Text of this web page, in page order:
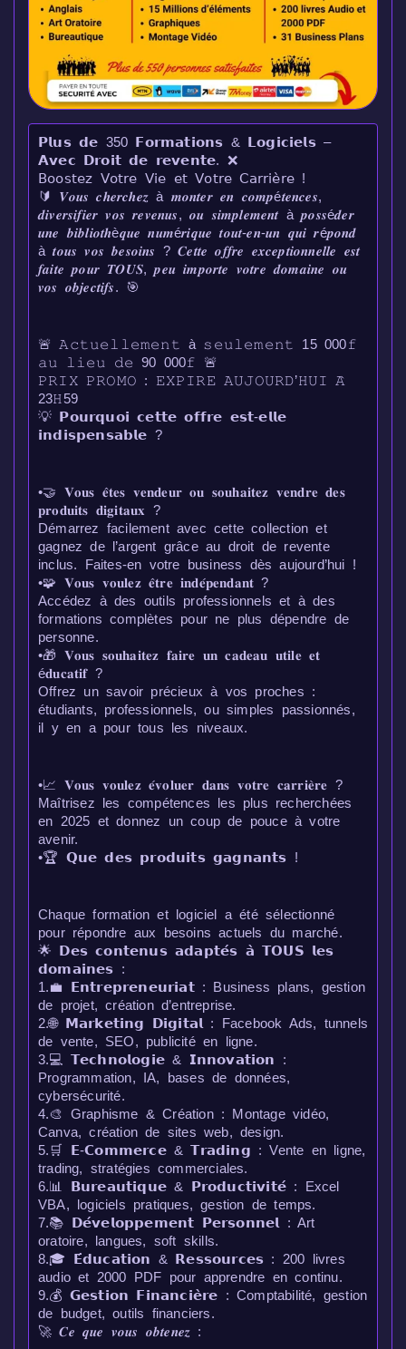
𝗣𝗹𝘂𝘀 𝗱𝗲 350 𝗙𝗼𝗿𝗺𝗮𝘁𝗶𝗼𝗻𝘀 & 𝗟𝗼𝗴𝗶𝗰𝗶𝗲𝗹𝘀 –
𝗔𝘃𝗲𝗰 𝗗𝗿𝗼𝗶𝘁 𝗱𝗲 𝗿𝗲𝘃𝗲𝗻𝘁𝗲. ❌
𝖡𝗈𝗈𝗌𝗍𝖾𝗓 𝖵𝗈𝗍𝗋𝖾 𝖵𝗂𝖾 𝖾𝗍 𝖵𝗈𝗍𝗋𝖾 𝖢𝖺𝗋𝗋𝗂𝖾̀𝗋𝖾 !
🔰 𝑽𝒐𝒖𝒔 𝒄𝒉𝒆𝒓𝒄𝒉𝒆𝒛 à 𝒎𝒐𝒏𝒕𝒆𝒓 𝒆𝒏 𝒄𝒐𝒎𝒑é𝒕𝒆𝒏𝒄𝒆𝒔,
𝒅𝒊𝒗𝒆𝒓𝒔𝒊𝒇𝒊𝒆𝒓 𝒗𝒐𝒔 𝒓𝒆𝒗𝒆𝒏𝒖𝒔, 𝒐𝒖 𝒔𝒊𝒎𝒑𝒍𝒆𝒎𝒆𝒏𝒕 à 𝒑𝒐𝒔𝒔é𝒅𝒆𝒓
𝒖𝒏𝒆 𝒃𝒊𝒃𝒍𝒊𝒐𝒕𝒉è𝒒𝒖𝒆 𝒏𝒖𝒎é𝒓𝒊𝒒𝒖𝒆 𝒕𝒐𝒖𝒕-𝒆𝒏-𝒖𝒏 𝒒𝒖𝒊 𝒓é𝒑𝒐𝒏𝒅
à 𝒕𝒐𝒖𝒔 𝒗𝒐𝒔 𝒃𝒆𝒔𝒐𝒊𝒏𝒔 ? 𝑪𝒆𝒕𝒕𝒆 𝒐𝒇𝒇𝒓𝒆 𝒆𝒙𝒄𝒆𝒑𝒕𝒊𝒐𝒏𝒏𝒆𝒍𝒍𝒆 𝒆𝒔𝒕
𝒇𝒂𝒊𝒕𝒆 𝒑𝒐𝒖𝒓 𝑻𝑶𝑼𝑺, 𝒑𝒆𝒖 𝒊𝒎𝒑𝒐𝒓𝒕𝒆 𝒗𝒐𝒕𝒓𝒆 𝒅𝒐𝒎𝒂𝒊𝒏𝒆 𝒐𝒖
𝒗𝒐𝒔 𝒐𝒃𝒋𝒆𝒄𝒕𝒊𝒇𝒔. 🎯
🚨 𝙰𝚌𝚝𝚞𝚎𝚕𝚕𝚎𝚖𝚎𝚗𝚝 à 𝚜𝚎𝚞𝚕𝚎𝚖𝚎𝚗𝚝 15 000𝚏
𝚊𝚞 𝚕𝚒𝚎𝚞 𝚍𝚎 90 000𝚏 🚨
𝙿𝚁𝙸𝚇 𝙿𝚁𝙾𝙼𝙾 : 𝙴𝚇𝙿𝙸𝚁𝙴 𝙰𝚄𝙹𝙾𝚄𝚁𝙳’𝙷𝚄𝙸 𝙰̀
23𝙷59
💡 𝗣𝗼𝘂𝗿𝗾𝘂𝗼𝗶 𝗰𝗲𝘁𝘁𝗲 𝗼𝗳𝗳𝗿𝗲 𝗲𝘀𝘁-𝗲𝗹𝗹𝗲
𝗶𝗻𝗱𝗶𝘀𝗽𝗲𝗻𝘀𝗮𝗯𝗹𝗲 ?
•🤝 𝐕𝐨𝐮𝐬 𝐞̂𝐭𝐞𝐬 𝐯𝐞𝐧𝐝𝐞𝐮𝐫 𝐨𝐮 𝐬𝐨𝐮𝐡𝐚𝐢𝐭𝐞𝐳 𝐯𝐞𝐧𝐝𝐫𝐞 𝐝𝐞𝐬
𝐩𝐫𝐨𝐝𝐮𝐢𝐭𝐬 𝐝𝐢𝐠𝐢𝐭𝐚𝐮𝐱 ?
Démarrez facilement avec cette collection et
gagnez de l’argent grâce au droit de revente
inclus. Faites-en votre business dès aujourd’hui !
•🧩 𝐕𝐨𝐮𝐬 𝐯𝐨𝐮𝐥𝐞𝐳 𝐞̂𝐭𝐫𝐞 𝐢𝐧𝐝𝐞́𝐩𝐞𝐧𝐝𝐚𝐧𝐭 ?
Accédez à des outils professionnels et à des
formations complètes pour ne plus dépendre de
personne.
•🎁 𝐕𝐨𝐮𝐬 𝐬𝐨𝐮𝐡𝐚𝐢𝐭𝐞𝐳 𝐟𝐚𝐢𝐫𝐞 𝐮𝐧 𝐜𝐚𝐝𝐞𝐚𝐮 𝐮𝐭𝐢𝐥𝐞 𝐞𝐭
é𝐝𝐮𝐜𝐚𝐭𝐢𝐟 ?
Offrez un savoir précieux à vos proches :
étudiants, professionnels, ou simples passionnés,
il y en a pour tous les niveaux.
•📈 𝐕𝐨𝐮𝐬 𝐯𝐨𝐮𝐥𝐞𝐳 𝐞́𝐯𝐨𝐥𝐮𝐞𝐫 𝐝𝐚𝐧𝐬 𝐯𝐨𝐭𝐫𝐞 𝐜𝐚𝐫𝐫𝐢𝐞̀𝐫𝐞 ?
Maîtrisez les compétences les plus recherchées
en 2025 et donnez un coup de pouce à votre
avenir.
•🏆 𝗤𝘂𝗲 𝗱𝗲𝘀 𝗽𝗿𝗼𝗱𝘂𝗶𝘁𝘀 𝗴𝗮𝗴𝗻𝗮𝗻𝘁𝘀 !
Chaque formation et logiciel a été sélectionné
pour répondre aux besoins actuels du marché.
🌟 𝗗𝗲𝘀 𝗰𝗼𝗻𝘁𝗲𝗻𝘂𝘀 𝗮𝗱𝗮𝗽𝘁𝗲́𝘀 𝗮̀ 𝗧𝗢𝗨𝗦 𝗹𝗲𝘀
𝗱𝗼𝗺𝗮𝗶𝗻𝗲𝘀 :
1.💼 𝗘𝗻𝘁𝗿𝗲𝗽𝗿𝗲𝗻𝗲𝘂𝗿𝗶𝗮𝘁 : Business plans, gestion
de projet, création d’entreprise.
2.🌐 𝗠𝗮𝗿𝗸𝗲𝘁𝗶𝗻𝗴 𝗗𝗶𝗴𝗶𝘁𝗮𝗹 : Facebook Ads, tunnels
de vente, SEO, publicité en ligne.
3.💻 𝗧𝗲𝗰𝗵𝗻𝗼𝗹𝗼𝗴𝗶𝗲 & 𝗜𝗻𝗻𝗼𝘃𝗮𝘁𝗶𝗼𝗻 :
Programmation, IA, bases de données,
cybersécurité.
4.🎨 Graphisme & Création : Montage vidéo,
Canva, création de sites web, design.
5.🛒 𝗘-𝗖𝗼𝗺𝗺𝗲𝗿𝗰𝗲 & 𝗧𝗿𝗮𝗱𝗶𝗻𝗴 : Vente en ligne,
trading, stratégies commerciales.
6.📊 𝗕𝘂𝗿𝗲𝗮𝘂𝘁𝗶𝗾𝘂𝗲 & 𝗣𝗿𝗼𝗱𝘂𝗰𝘁𝗶𝘃𝗶𝘁𝗲́ : Excel
VBA, logiciels pratiques, gestion de temps.
7.📚 𝗗𝗲́𝘃𝗲𝗹𝗼𝗽𝗽𝗲𝗺𝗲𝗻𝘁 𝗣𝗲𝗿𝘀𝗼𝗻𝗻𝗲𝗹 : Art
oratoire, langues, soft skills.
8.🎓 𝗘́𝗱𝘂𝗰𝗮𝘁𝗶𝗼𝗻 & 𝗥𝗲𝘀𝘀𝗼𝘂𝗿𝗰𝗲𝘀 : 200 livres
audio et 2000 PDF pour apprendre en continu.
9.💰 𝗚𝗲𝘀𝘁𝗶𝗼𝗻 𝗙𝗶𝗻𝗮𝗻𝗰𝗶𝗲̀𝗿𝗲 : Comptabilité, gestion
de budget, outils financiers.
🚀 𝑪𝒆 𝒒𝒖𝒆 𝒗𝒐𝒖𝒔 𝒐𝒃𝒕𝒆𝒏𝒆𝒛 :